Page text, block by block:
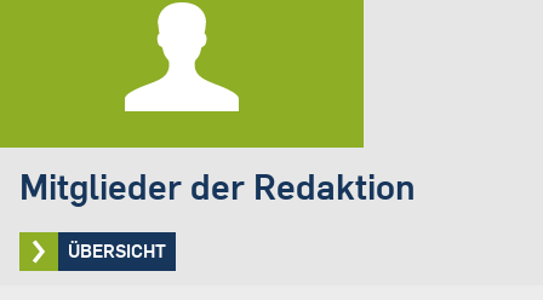
Mitglieder der Redaktion
ÜBERSICHT